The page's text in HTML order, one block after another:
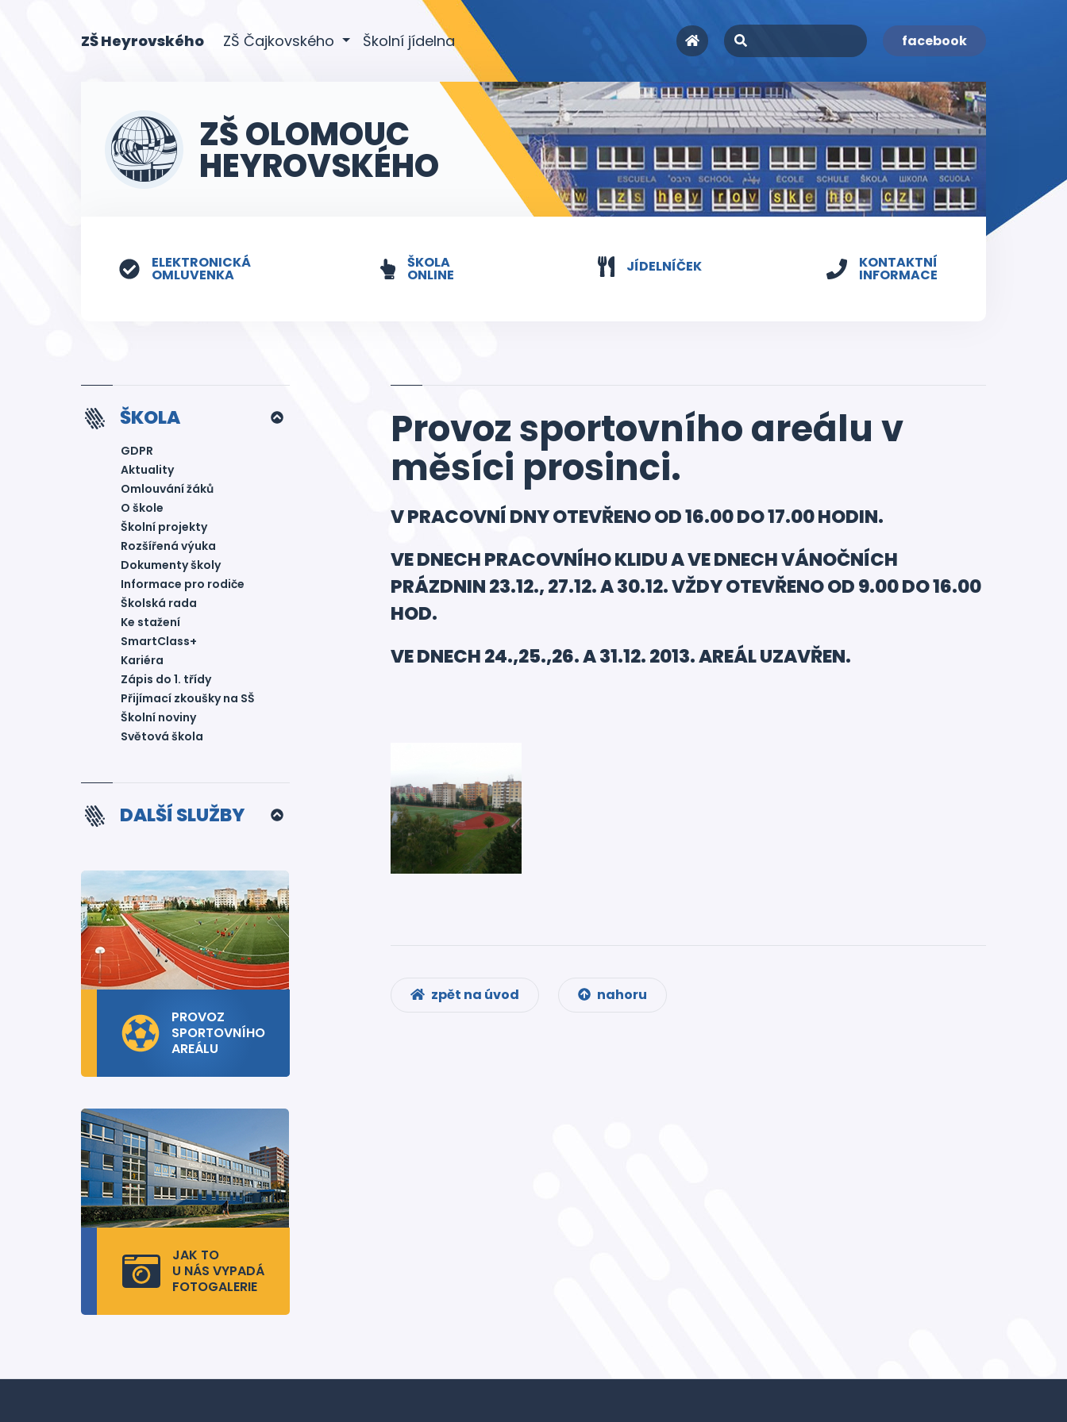
ZŠ Heyrovského(current)
ZŠ Čajkovského Školní jídelna facebook
ZŠ OLOMOUC
HEYROVSKÉHO
ELEKTRONICKÁ
OMLUVENKA
ŠKOLA
ONLINE JÍDELNÍČEK KONTAKTNÍ
INFORMACE
ŠKOLA
GDPR
Aktuality
Omlouvání žáků
O škole
Školní projekty
Rozšířená výuka
Dokumenty školy
Informace pro rodiče
Školská rada
Ke stažení
SmartClass+
Kariéra
Zápis do 1. třídy
Přijímací zkoušky na SŠ
Školní noviny
Světová škola
DALŠÍ SLUŽBY
PROVOZ
SPORTOVNÍHO
AREÁLU
JAK TO
U NÁS VYPADÁ
FOTOGALERIE
Provoz sportovního areálu v
měsíci prosinci.
V PRACOVNÍ DNY OTEVŘENO OD 16.00 DO 17.00 HODIN.
VE DNECH PRACOVNÍHO KLIDU A VE DNECH VÁNOČNÍCH
PRÁZDNIN 23.12., 27.12. A 30.12. VŽDY OTEVŘENO OD 9.00 DO 16.00
HOD.
VE DNECH 24.,25.,26. A 31.12. 2013. AREÁL UZAVŘEN.
zpět na úvod nahoru